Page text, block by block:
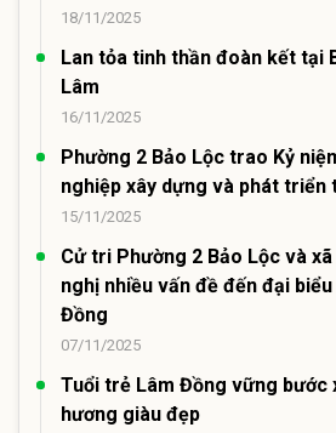
18/11/2025
Lan tỏa tinh thần đoàn kết tại
Lâm
16/11/2025
Phường 2 Bảo Lộc trao Kỷ
nghiệp xây dựng và phát triển
15/11/2025
Cử tri Phường 2 Bảo Lộc và
nghị nhiều vấn đề đến đại
Đồng
07/11/2025
Tuổi trẻ Lâm Đồng vững bước
hương giàu đẹp